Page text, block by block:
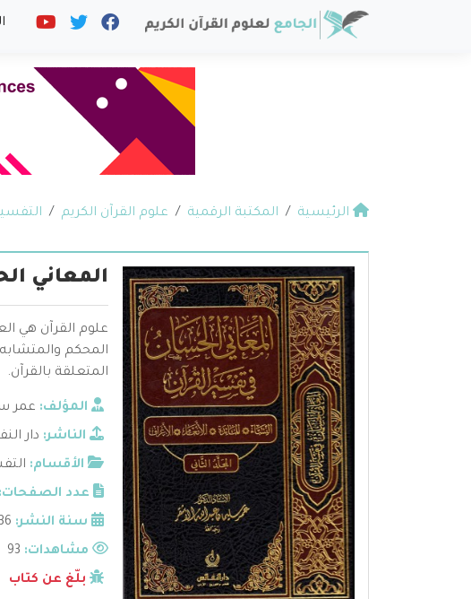
الرئيسية المكتبة الرقمية علوم القرآن الكريم
المعاني
علوم القرآن هي
المحكم
المتعلقة بالقرآن.
المؤلف: عمر
الناشر: دار
الأقسام:
عدد الصفحات:
سنة النشر:
مشاهدات:
بلّغ عن كتاب